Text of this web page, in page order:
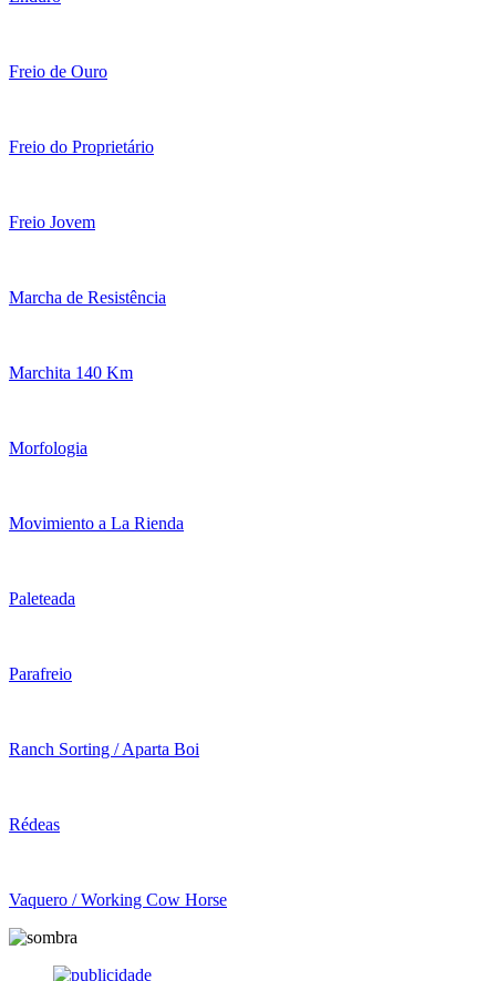
Freio de Ouro
Freio do Proprietário
Freio Jovem
Marcha de Resistência
Marchita 140 Km
Morfologia
Movimiento a La Rienda
Paleteada
Parafreio
Ranch Sorting / Aparta Boi
Rédeas
Vaquero / Working Cow Horse